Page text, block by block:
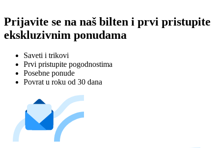
Prijavite se na naš bilten i prvi pristupite
ekskluzivnim ponudama
Saveti i trikovi
Prvi pristupite pogodnostima
Posebne ponude
Povrat u roku od 30 dana